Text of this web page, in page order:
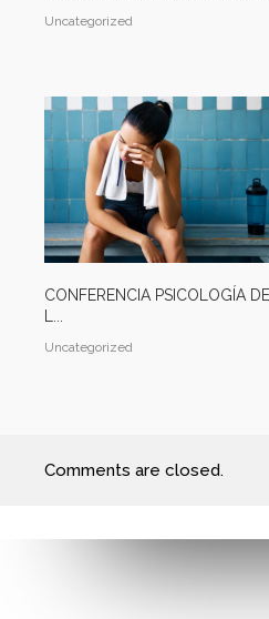
Uncategorized
CONFERENCIA PSICOLOGÍA
Uncategorized
Comments are closed.